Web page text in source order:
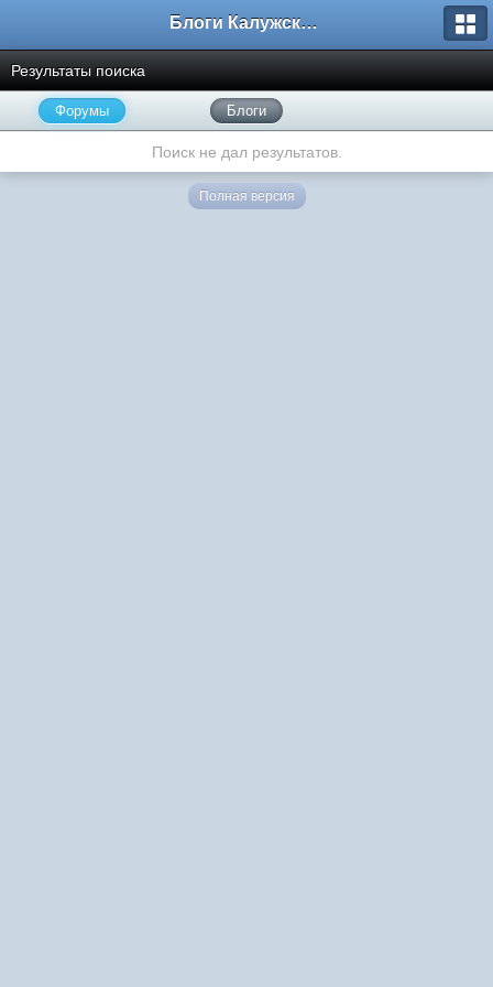
Блоги Калужского перекрестка
Результаты поиска
Форумы Блоги
Поиск не дал результатов.
Полная версия